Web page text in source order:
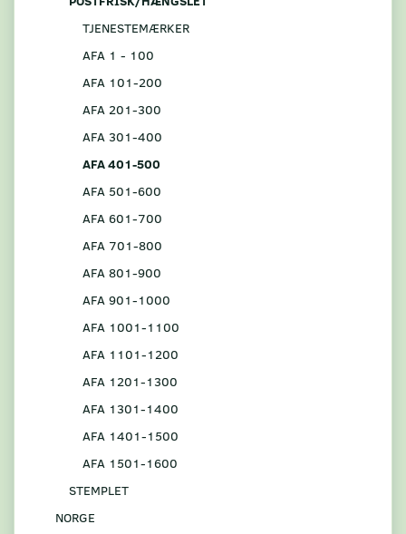
TJENESTEMÆRKER
AFA 1 - 100
AFA 101-200
AFA 201-300
AFA 301-400
AFA 401-500
AFA 501-600
AFA 601-700
AFA 701-800
AFA 801-900
AFA 901-1000
AFA 1001-1100
AFA 1101-1200
AFA 1201-1300
AFA 1301-1400
AFA 1401-1500
AFA 1501-1600
STEMPLET
NORGE